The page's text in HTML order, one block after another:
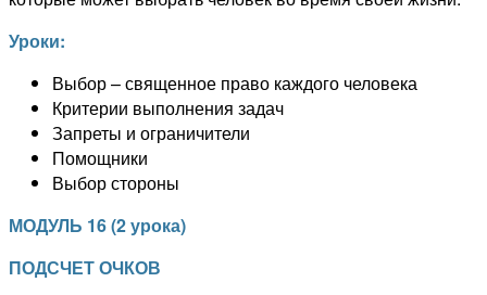
Уроки:
Выбор – священное право каждого человека
Критерии выполнения задач
Запреты и ограничители
Помощники
Выбор стороны
МОДУЛЬ 16(2урока)
ПОДСЧЕТ ОЧКОВ